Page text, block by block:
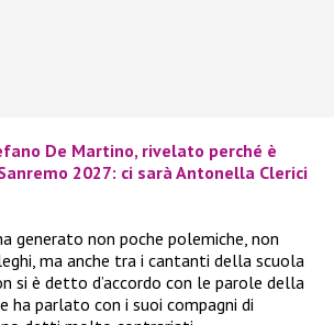
De Martino, rivelato perché è
2027: ci sarà Antonella Clerici
generato non poche polemiche, non
ma anche tra i cantanti della scuola
si è detto d’accordo con le parole della
ha parlato con i suoi compagni di